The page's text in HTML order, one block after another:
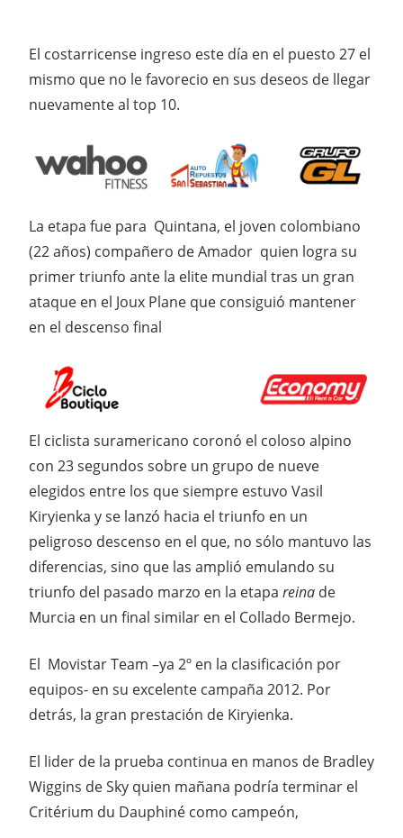
El costarricense ingreso este día en el puesto 27 el
mismo que no le favorecio en sus deseos de llegar
nuevamente al top 10.
La etapa fue para Quintana, el joven colombiano
(22 años) compañero de Amador quien logra su
primer triunfo ante la elite mundial tras un gran
ataque en el Joux Plane que consiguió mantener
en el descenso final
El ciclista suramericano coronó el coloso alpino
con 23 segundos sobre un grupo de nueve
elegidos entre los que siempre estuvo Vasil
Kiryienka y se lanzó hacia el triunfo en un
peligroso descenso en el que, no sólo mantuvo las
diferencias, sino que las amplió emulando su
triunfo del pasado marzo en la etapa reina de
Murcia en un final similar en el Collado Bermejo.
El Movistar Team –ya 2º en la clasificación por
equipos- en su excelente campaña 2012. Por
detrás, la gran prestación de Kiryienka.
El lider de la prueba continua en manos de Bradley
Wiggins de Sky quien mañana podría terminar el
Critérium du Dauphiné como campeón,